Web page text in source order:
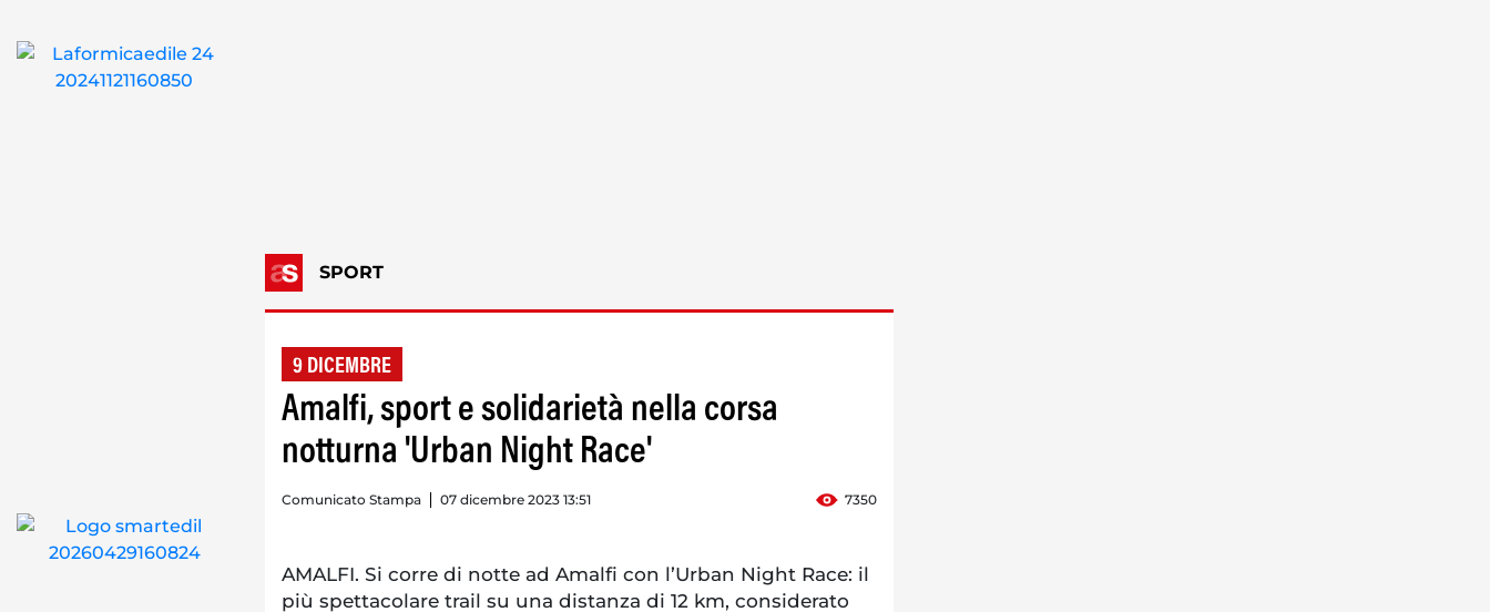
SPORT
9 DICEMBRE
Amalfi, sport e solidarietà nella corsa
notturna 'Urban Night Race'
Comunicato Stampa 07 dicembre 2023 13:51 7350
AMALFI. Si corre di notte ad Amalfi con l’Urban Night Race: il
più spettacolare trail su una distanza di 12 km, considerato